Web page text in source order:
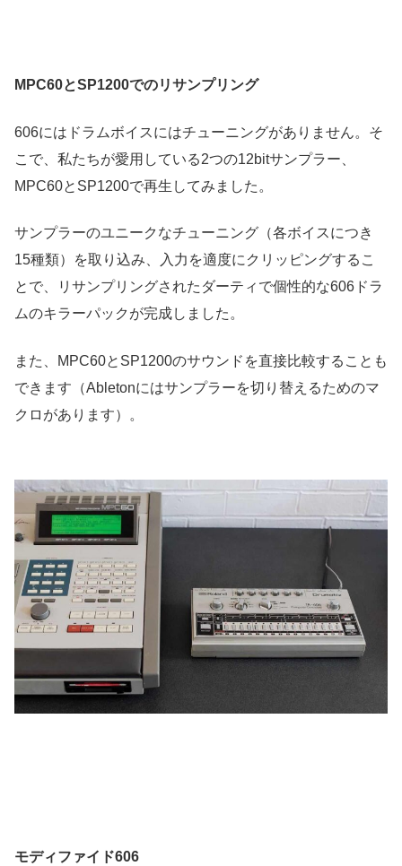
MPC60とSP1200でのリサンプリング
606にはドラムボイスにはチューニングがありません。そ
こで、私たちが愛用している2つの12bitサンプラー、
MPC60とSP1200で再生してみました。
サンプラーのユニークなチューニング（各ボイスにつき
15種類）を取り込み、入力を適度にクリッピングするこ
とで、リサンプリングされたダーティで個性的な606ドラ
ムのキラーパックが完成しました。
また、MPC60とSP1200のサウンドを直接比較することも
できます（Abletonにはサンプラーを切り替えるためのマ
クロがあります）。
モディファイド606